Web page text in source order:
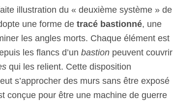
illustration du « deuxième système » de
une forme de tracé bastionné, une
les angles morts. Chaque élément est
les flancs d’un bastion peuvent couvrir
qui les relient. Cette disposition
s’approcher des murs sans être exposé
conçue pour être une machine de guerre